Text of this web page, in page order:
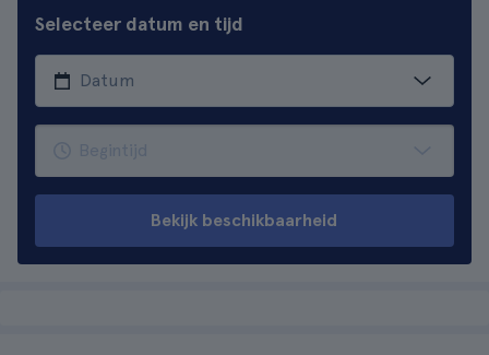
Selecteer datum en tijd
Bekijk beschikbaarheid